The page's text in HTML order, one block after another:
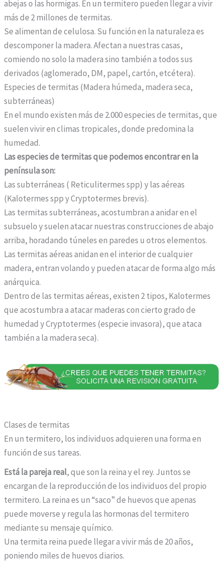
f
r
m
a
c
i
p
u
d
c
o
m
p
r
a
r
i
a
l
g
e
n
i
5
m
s
i
n
r
abejas o las hormigas. En un termitero pueden llegar a vivir
más de 2 millones de termitas.
Se alimentan de celulosa. Su función en la naturaleza es
descomponer la madera. Afectan a nuestras casas,
comiendo no solo la madera sino también a todos sus
derivados (aglomerado, DM, papel, cartón, etcétera).
Especies de termitas (Madera húmeda, madera seca,
subterráneas)
En el mundo existen más de 2.000 especies de termitas, que
suelen vivir en climas tropicales, donde predomina la
humedad.
Las especies de termitas que podemos encontrar en la
península son:
Las subterráneas ( Reticulitermes spp) y las aéreas
(Kalotermes spp y Cryptotermes brevis).
Las termitas subterráneas, acostumbran a anidar en el
subsuelo y suelen atacar nuestras construcciones de abajo
arriba, horadando túneles en paredes u otros elementos.
Las termitas aéreas anidan en el interior de cualquier
madera, entran volando y pueden atacar de forma algo más
anárquica.
Dentro de las termitas aéreas, existen 2 tipos, Kalotermes
que acostumbra a atacar maderas con cierto grado de
humedad y Cryptotermes (especie invasora), que ataca
también a la madera seca).
Clases de termitas
En un termitero, los individuos adquieren una forma en
función de sus tareas.
Está la pareja real, que son la reina y el rey. Juntos se
encargan de la reproducción de los individuos del propio
termitero. La reina es un “saco” de huevos que apenas
puede moverse y regula las hormonas del termitero
mediante su mensaje químico.
Una termita reina puede llegar a vivir más de 20 años,
poniendo miles de huevos diarios.